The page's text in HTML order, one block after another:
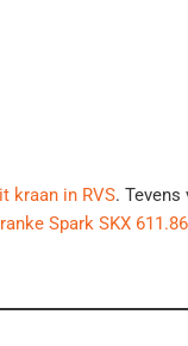
kraan in RVS.
Spark SKX 611.86